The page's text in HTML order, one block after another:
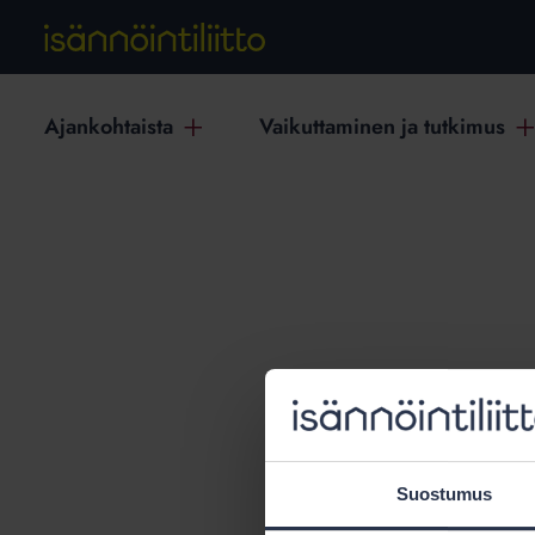
Suostumus
Ajankohtaista Vaikuttaminen ja tutkimus